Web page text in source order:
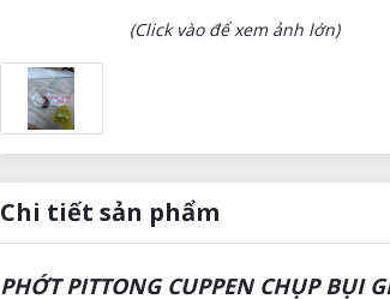
(Click vào để xem ảnh lớn)
Chi tiết sản phẩm
PHỚT PITTONG CUPPEN CHỤP BỤI